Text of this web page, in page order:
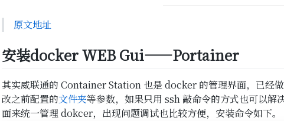
原文地址
安装docker WEB Gui——Portainer
其实威联通的 Container Station 也是 docker 的管理界面，已经
改之前配置的文件夹等参数，如果只用 ssh 敲命令的方式也可以
面来统一管理 dokcer，出现问题调试也比较方便，安装命令如下。